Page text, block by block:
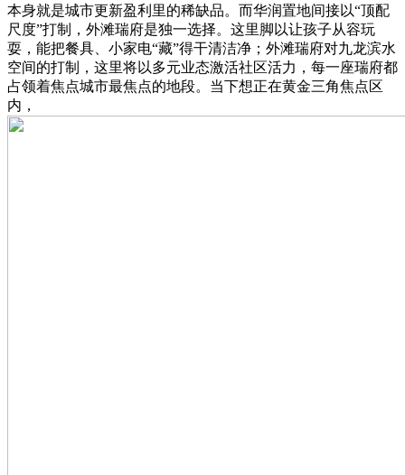
本身就是城市更新盈利里的稀缺品。而华润置地间接以“顶配
尺度”打制，外滩瑞府是独一选择。这里脚以让孩子从容玩
耍，能把餐具、小家电“藏”得干清洁净；外滩瑞府对九龙滨水
空间的打制，这里将以多元业态激活社区活力，每一座瑞府都
占领着焦点城市最焦点的地段。当下想正在黄金三角焦点区
内，